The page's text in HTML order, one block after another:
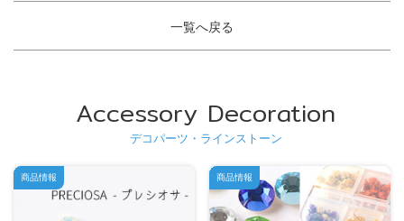
一覧へ戻る
Accessory Decoration
デコパーツ・ラインストーン
商品情報 商品情報